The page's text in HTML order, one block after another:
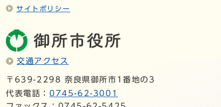
サイトポリシー
交通アクセス
〒639-2298 奈良県御所市1番地の3
代表電話： 0745-62-3001